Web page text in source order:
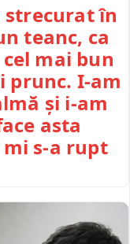
strecurat în
teanc, ca
mai bun
prunc. I-am
și i-am
asta
s-a rupt